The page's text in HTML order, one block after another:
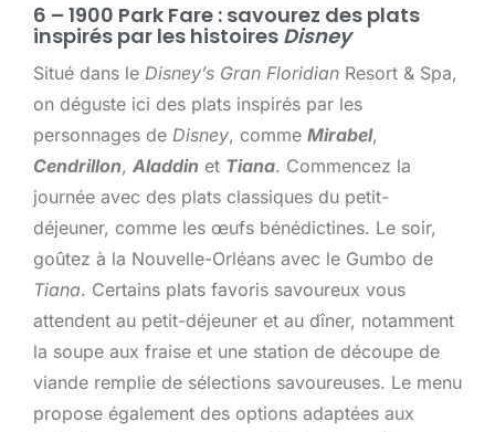
6 – 1900 Park Fare : savourez des plats
inspirés par les histoires Disney
Situé dans le Disney’s Gran Floridian Resort & Spa,
on déguste ici des plats inspirés par les
personnages de Disney, comme Mirabel,
Cendrillon, Aladdin et Tiana. Commencez la
journée avec des plats classiques du petit-
déjeuner, comme les œufs bénédictines. Le soir,
goûtez à la Nouvelle-Orléans avec le Gumbo de
Tiana. Certains plats favoris savoureux vous
attendent au petit-déjeuner et au dîner, notamment
la soupe aux fraise et une station de découpe de
viande remplie de sélections savoureuses. Le menu
propose également des options adaptées aux